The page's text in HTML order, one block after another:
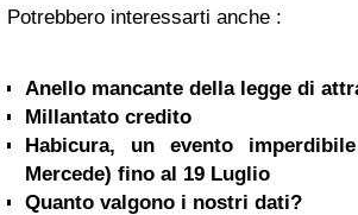
Potrebbero interessarti anche :
Anello mancante della legge di
Millantato credito
Habicura, un evento
Mercede) fino al 19 Luglio
Quanto valgono i nostri dati?